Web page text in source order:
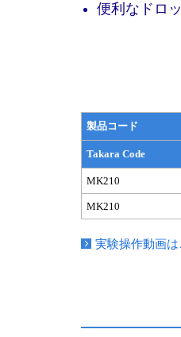
便利なドロ
製品コード
Takara Code
MK210
MK210
実験操作動画は